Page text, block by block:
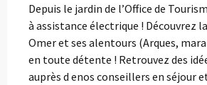
Depuis le jardin de l’Office de
à assistance électrique ! Découvrez
Omer et ses alentours (Arques,
en toute détente ! Retrouvez des
auprès d enos conseillers en séjour